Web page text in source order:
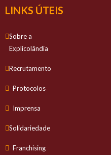
LINKS ÚTEIS
Sobre a
Explicolândia
Recrutamento
Protocolos
Imprensa
Solidariedade
Franchising